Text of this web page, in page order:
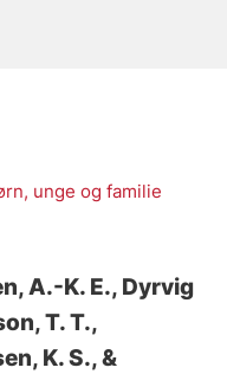
unge og familie
A.-K. E., Dyrvig
T. T.,
K. S., &